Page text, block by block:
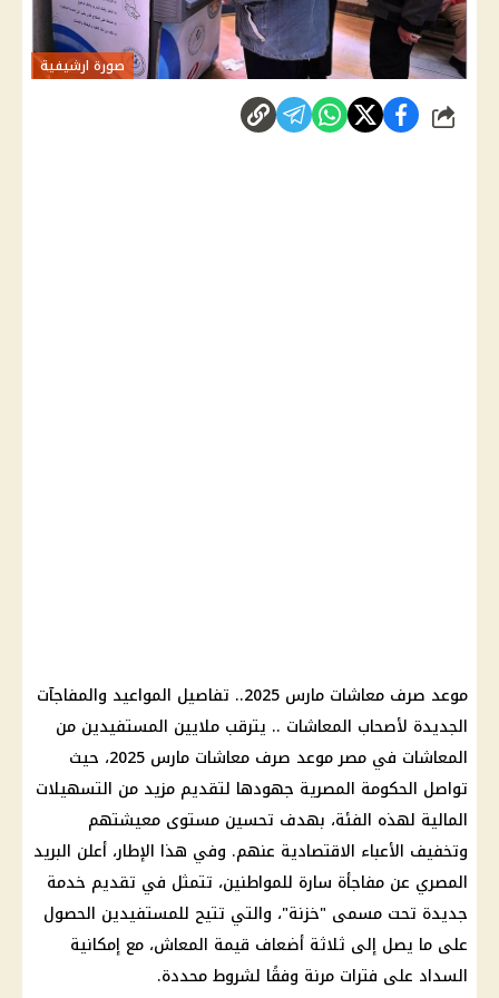
صورة ارشيفية
شارك
موعد صرف معاشات مارس 2025.. تفاصيل المواعيد والمفاجآت
الجديدة لأصحاب المعاشات .. يترقب ملايين المستفيدين من
المعاشات في مصر موعد صرف معاشات مارس 2025، حيث
تواصل الحكومة المصرية جهودها لتقديم مزيد من التسهيلات
المالية لهذه الفئة، بهدف تحسين مستوى معيشتهم
وتخفيف الأعباء الاقتصادية عنهم. وفي هذا الإطار، أعلن البريد
المصري عن مفاجأة سارة للمواطنين، تتمثل في تقديم خدمة
جديدة تحت مسمى "خزنة"، والتي تتيح للمستفيدين الحصول
على ما يصل إلى ثلاثة أضعاف قيمة المعاش، مع إمكانية
السداد على فترات مرنة وفقًا لشروط محددة.